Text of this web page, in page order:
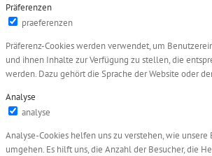
Präferenzen
praeferenzen
Präferenz-Cookies werden verwendet, um
und ihnen Inhalte zur Verfügung zu stellen, die
werden. Dazu gehört die Sprache der Website oder
Analyse
analyse
Analyse-Cookies helfen uns zu verstehen, wie unsere
umgehen. Es hilft uns, die Anzahl der Besucher, die